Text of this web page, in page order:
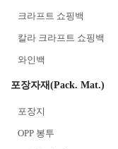
크라프트 쇼핑백
칼라 크라프트 쇼핑백
와인백
포장자재(Pack. Mat.)
포장지
OPP 봉투